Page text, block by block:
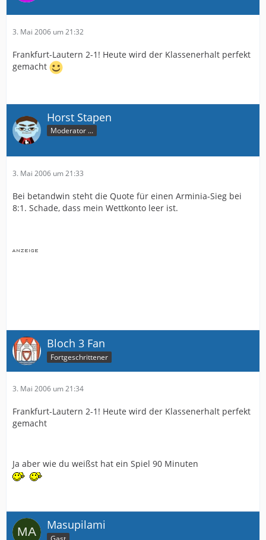
3. Mai 2006 um 21:32
Frankfurt-Lautern 2-1! Heute wird der Klassenerhalt perfekt
gemacht
Horst Stapen
Moderator ...
3. Mai 2006 um 21:33
Bei betandwin steht die Quote für einen Arminia-Sieg bei
8:1. Schade, dass mein Wettkonto leer ist.
Bloch 3 Fan
Fortgeschrittener
3. Mai 2006 um 21:34
Frankfurt-Lautern 2-1! Heute wird der Klassenerhalt perfekt
gemacht
Ja aber wie du weißst hat ein Spiel 90 Minuten
Masupilami